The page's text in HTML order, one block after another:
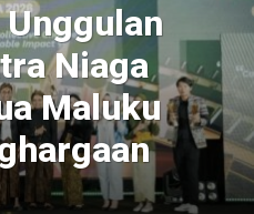
Unggulan
Niaga
Maluku